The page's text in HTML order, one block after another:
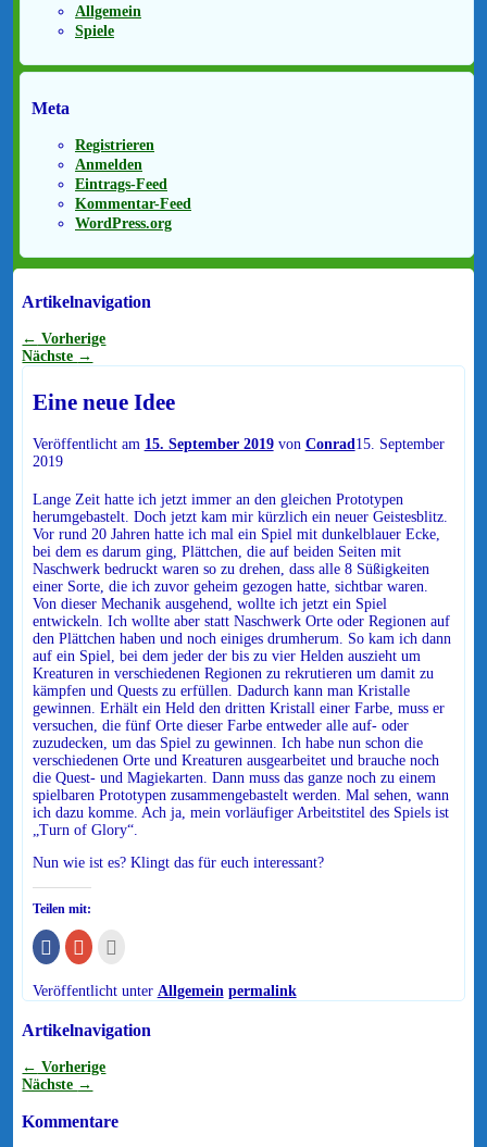
Allgemein
Spiele
Meta
Registrieren
Anmelden
Eintrags-Feed
Kommentar-Feed
WordPress.org
Artikelnavigation
← Vorherige
Nächste →
Eine neue Idee
Veröffentlicht am 15. September 2019 von Conrad 15. September
2019
Lange Zeit hatte ich jetzt immer an den gleichen Prototypen
herumgebastelt. Doch jetzt kam mir kürzlich ein neuer Geistesblitz.
Vor rund 20 Jahren hatte ich mal ein Spiel mit dunkelblauer Ecke,
bei dem es darum ging, Plättchen, die auf beiden Seiten mit
Naschwerk bedruckt waren so zu drehen, dass alle 8 Süßigkeiten
einer Sorte, die ich zuvor geheim gezogen hatte, sichtbar waren.
Von dieser Mechanik ausgehend, wollte ich jetzt ein Spiel
entwickeln. Ich wollte aber statt Naschwerk Orte oder Regionen auf
den Plättchen haben und noch einiges drumherum. So kam ich dann
auf ein Spiel, bei dem jeder der bis zu vier Helden auszieht um
Kreaturen in verschiedenen Regionen zu rekrutieren um damit zu
kämpfen und Quests zu erfüllen. Dadurch kann man Kristalle
gewinnen. Erhält ein Held den dritten Kristall einer Farbe, muss er
versuchen, die fünf Orte dieser Farbe entweder alle auf- oder
zuzudecken, um das Spiel zu gewinnen. Ich habe nun schon die
verschiedenen Orte und Kreaturen ausgearbeitet und brauche noch
die Quest- und Magiekarten. Dann muss das ganze noch zu einem
spielbaren Prototypen zusammengebastelt werden. Mal sehen, wann
ich dazu komme. Ach ja, mein vorläufiger Arbeitstitel des Spiels ist
„Turn of Glory“.
Nun wie ist es? Klingt das für euch interessant?
Teilen mit:
Klick,
um
auf
Facebook
zu
(Wird
in
Fenster
geöffnet)
Zum
Teilen
auf
Google+
anklicken
neuem
geöffnet)
einem
Freund
E-
Mail
geöffnet)
Veröffentlicht unter Allgemein permalink
Artikelnavigation
← Vorherige
Nächste →
Kommentare